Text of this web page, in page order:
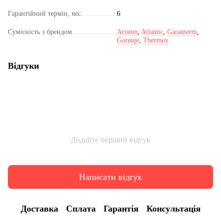
Гарантійний термін, міс. 6
Сумісність з брендом Ariston, Atlantic, Garanterm,
Gorenje, Thermex
Відгуки
Додайте перший відгук
Написати відгук
Доставка Сплата Гарантія Консультація